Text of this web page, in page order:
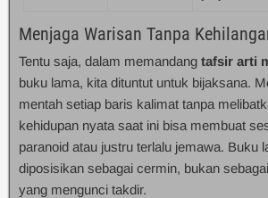
Menjaga Warisan Tanpa
Tentu saja, dalam memandang tafsir arti
buku lama, kita dituntut untuk bijaksana.
mentah setiap baris kalimat tanpa
kehidupan nyata saat ini bisa membuat
paranoid atau justru terlalu jemawa. Buku
diposisikan sebagai cermin, bukan
yang mengunci takdir.